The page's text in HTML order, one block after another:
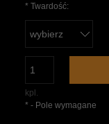
* Twardość:
kpl.
* - Pole wymagane